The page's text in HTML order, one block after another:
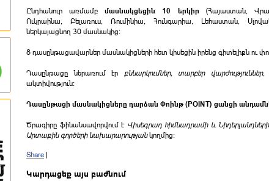
Ընդհանուր առմամբմասնակցեցին 10 երկիր (Հայաստան,
Ուկրաինա, Բելառուս, Ռումինիա, Հունգարիա, Լեհաստան,
ներկայացնող 30 մասնակից։
8 դասընթացավարներ մասնակիցների հետ կիսեցին իրենց գիտելիքն ու
Դասընթացը ներառում էր քննարկումներ, տարբեր վարժություններ,
ակտիվություն։
Դասընթացի մասնակիցները դարձան Փոինթ (POINT) ցանցի
Ծրագիրը ֆինանսավորվում է Վիսեգրադ հիմնադրամի և
Արտաքին գործերի նախարարությանկողմից։
Share |
Կարդացեք այս բաժնում